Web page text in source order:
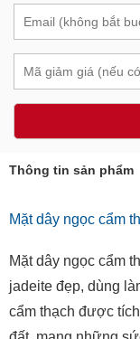
Thông tin sản phẩm
Mặt dây ngọc cẩm
Mặt dây ngọc cẩm
jadeite đẹp, dùng
cẩm thạch được